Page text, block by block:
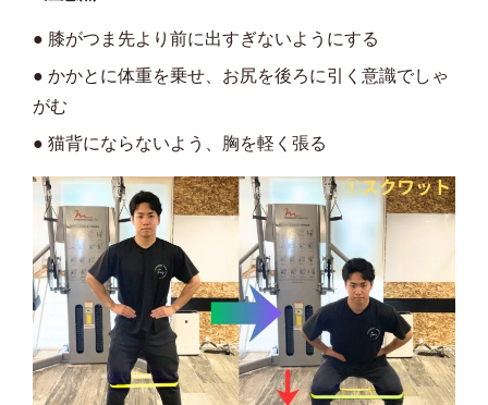
● 膝がつま先より前に出すぎないようにする
● かかとに体重を乗せ、お尻を後ろに引く意識でしゃ
がむ
● 猫背にならないよう、胸を軽く張る